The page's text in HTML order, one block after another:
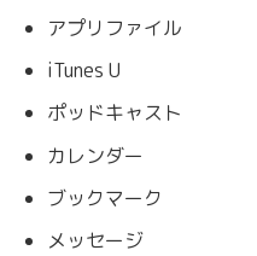
アプリファイル
iTunes U
ポッドキャスト
カレンダー
ブックマーク
メッセージ